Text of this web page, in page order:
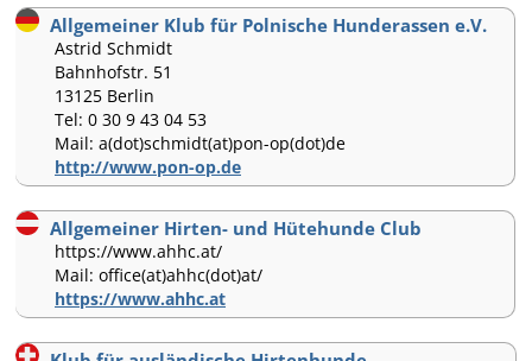
Allgemeiner Klub für Polnische Hunderassen e.V.
Astrid Schmidt
Bahnhofstr. 51
13125 Berlin
Tel: 0 30 9 43 04 53
Mail: a(dot)schmidt(at)pon-op(dot)de
http://www.pon-op.de
Allgemeiner Hirten- und Hütehunde Club
https://www.ahhc.at/
Mail: office(at)ahhc(dot)at/
https://www.ahhc.at